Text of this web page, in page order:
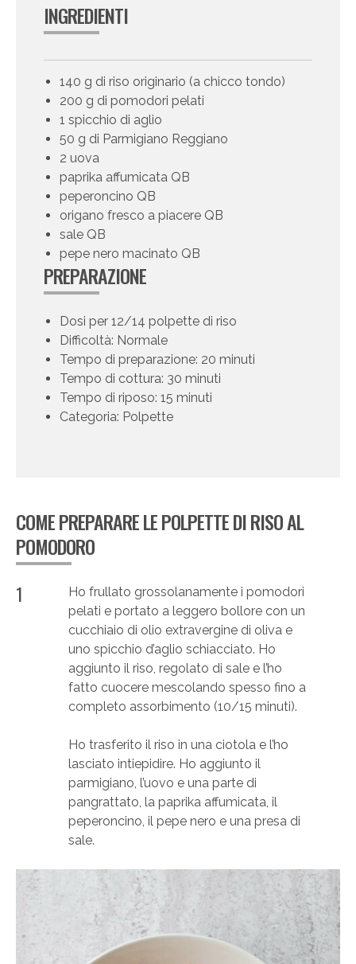
INGREDIENTI
140 g di riso originario (a chicco tondo)
200 g di pomodori pelati
1 spicchio di aglio
50 g di Parmigiano Reggiano
2 uova
paprika affumicata QB
peperoncino QB
origano fresco a piacere QB
sale QB
pepe nero macinato QB
PREPARAZIONE
Dosi per 12/14 polpette di riso
Difficoltà: Normale
Tempo di preparazione: 20 minuti
Tempo di cottura: 30 minuti
Tempo di riposo: 15 minuti
Categoria: Polpette
COME PREPARARE LE POLPETTE DI RISO AL
POMODORO
1
Ho frullato grossolanamente i pomodori
pelati e portato a leggero bollore con un
cucchiaio di olio extravergine di oliva e
uno spicchio d’aglio schiacciato. Ho
aggiunto il riso, regolato di sale e l’ho
fatto cuocere mescolando spesso fino a
completo assorbimento (10/15 minuti).
Ho trasferito il riso in una ciotola e l’ho
lasciato intiepidire. Ho aggiunto il
parmigiano, l’uovo e una parte di
pangrattato, la paprika affumicata, il
peperoncino, il pepe nero e una presa di
sale.